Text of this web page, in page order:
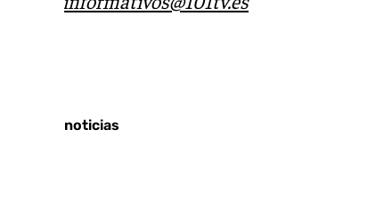
Últimas noticias